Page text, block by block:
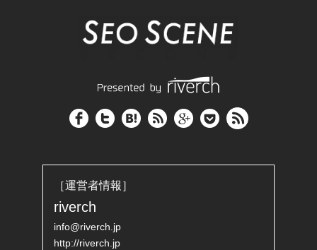
［運営者情報］
riverch
info@riverch.jp
http://riverch.jp